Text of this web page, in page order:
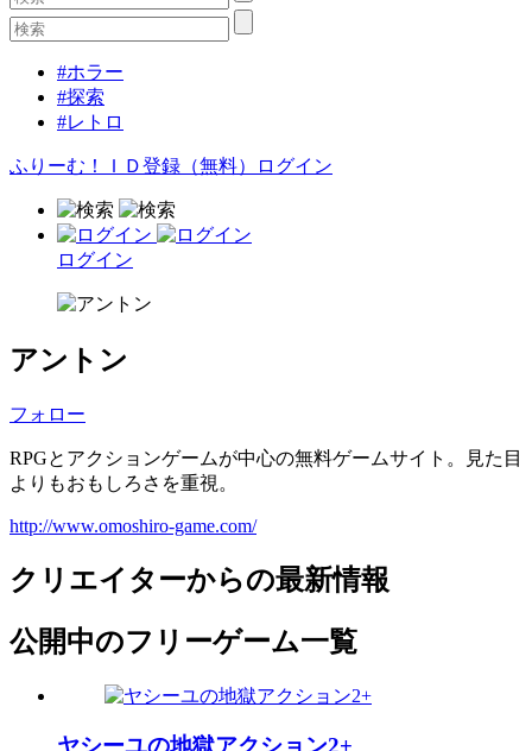
#ホラー
#探索
#レトロ
ふりーむ！ＩＤ登録（無料） ログイン
ログイン
アントン
フォロー
RPGとアクションゲームが中心の無料ゲームサイト。見た目
よりもおもしろさを重視。
http://www.omoshiro-game.com/
クリエイターからの最新情報
公開中のフリーゲーム一覧
ヤシーユの地獄アクション2+